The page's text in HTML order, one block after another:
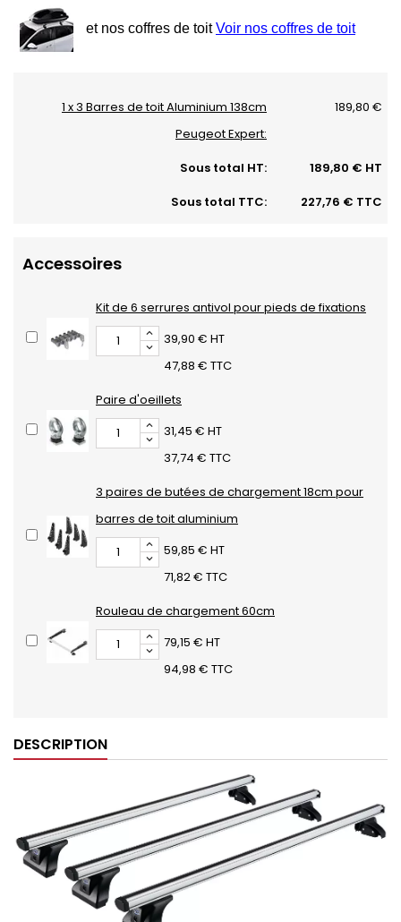
et nos coffres de toitVoir nos coffres de toit
1 x 3 Barres de toit Aluminium 138cm
Peugeot Expert:
189,80 €
Sous total HT:
189,80 € HT
Sous total TTC:
227,76 € TTC
Accessoires
Kit de 6 serrures antivol pour pieds de fixations
39,90 € HT
47,88 € TTC
Paire d'oeillets
31,45 € HT
37,74 € TTC
3 paires de butées de chargement 18cm pour
barres de toit aluminium
59,85 € HT
71,82 € TTC
Rouleau de chargement 60cm
79,15 € HT
94,98 € TTC
DESCRIPTION